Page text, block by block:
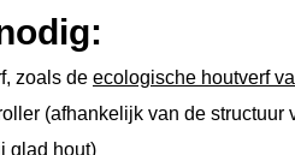
zoals de ecologische houtverf
(afhankelijk van de structuur
glad hout)